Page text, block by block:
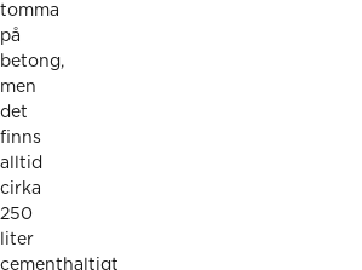
tomma
på
betong,
men
det
finns
alltid
cirka
250
liter
cementhaltigt